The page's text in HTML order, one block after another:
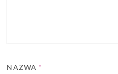
NAZWA *